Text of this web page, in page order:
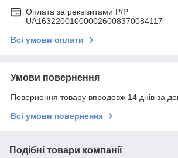
Оплата за реквізитами P/Р
UA163220010000026008370084117
Всі умови оплати
Умови повернення
Повернення товару впродовж 14 днів за
Всі умови повернення
Подібні товари компанії